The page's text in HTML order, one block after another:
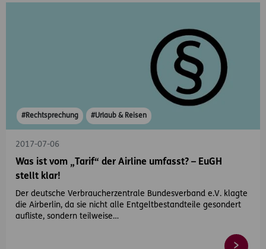
#Rechtsprechung #Urlaub & Reisen
2017-07-06
Was ist vom „Tarif“ der Airline umfasst? – EuGH
stellt klar!
Der deutsche Verbraucherzentrale Bundesverband e.V. klagte
die Airberlin, da sie nicht alle Entgeltbestandteile gesondert
aufliste, sondern teilweise…